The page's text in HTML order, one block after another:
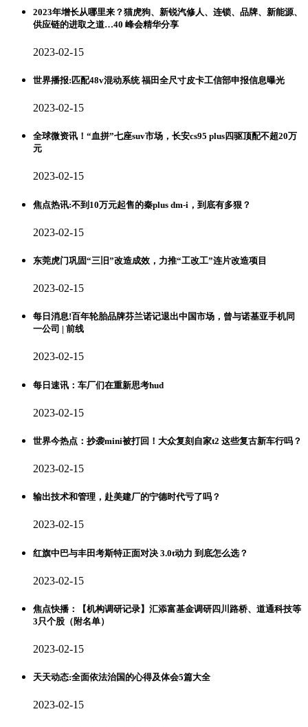
2023年增长从哪里来？猫虎狗、新锐汽修人、连锁、品牌、新能源、
供应链的进取之道…40 峰会精华分享
2023-02-15
世界播报:匹配48v混动系统 福田全尺寸皮卡工信部申报信息曝光
2023-02-15
全球微资讯！“血拼”七座suv市场，长安cs95 plus四驱顶配不超20万
元
2023-02-15
焦点热讯:不到10万元起售的秦plus dm-i，到底有多狠？
2023-02-15
东莞虎门巩固“三旧”改造成效，力推“工改工”连片改造项目
2023-02-15
每日消息!百年轮胎品牌芬兰诺记退出中国市场，曾与诺基亚手机同
一公司 | 前线
2023-02-15
每日速讯：车厂们在重新思考hud
2023-02-15
世界今热点：抄袭mini被打回！大众复刻自家t2 这些复古新车行吗？
2023-02-15
​输出技术和管理，赴美建厂的宁德时代亏了吗？
2023-02-15
红旗中巴与丰田考斯特正面对决 3.0t动力 到底怎么选？
2023-02-15
焦点快播：【机构调研记录】汇添富基金调研四川路桥、道通科技等
3只个股（附名单）
2023-02-15
天天动态:全面依法治国的心得及体会5篇大全
2023-02-15